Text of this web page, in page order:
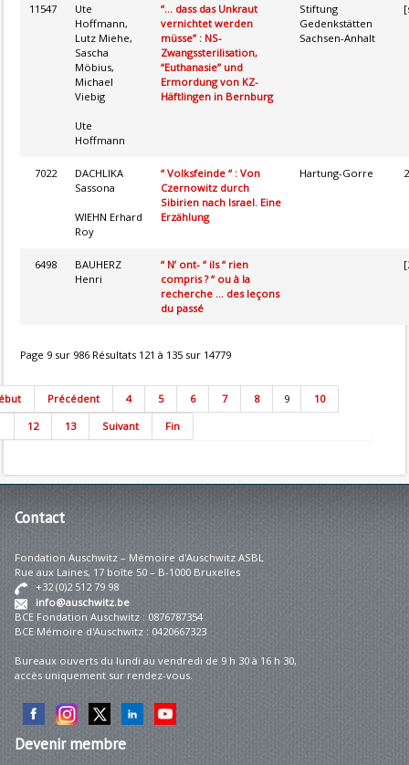
11547
Ute
Hoffmann,
Lutz Miehe,
Sascha
Möbius,
Michael
Viebig
Ute
Hoffmann
“... dass das Unkraut
vernichtet werden
müsse” : NS-
Zwangssterilisation,
“Euthanasie” und
Ermordung von KZ-
Häftlingen in Bernburg
Stiftung
Gedenkstätten
Sachsen-Anhalt
7022
DACHLIKA
Sassona
WIEHN Erhard
Roy
“ Volksfeinde “ : Von
Czernowitz durch
Sibirien nach Israel. Eine
Erzählung
Hartung-Gorre
6498
BAUHERZ
Henri
“ N’ ont- “ ils “ rien
compris ? “ ou à la
recherche ... des leçons
du passé
Page 9 sur 986 Résultats 121 à 135 sur 14779
Précédent 4 5 6 7 8 9
10
12 13 Suivant Fin
Contact
Fondation Auschwitz – Mémoire d'Auschwitz ASBL
Rue aux Laines, 17 boîte 50 – B-1000 Bruxelles
+32 (0)2 512 79 98
info@auschwitz.be
BCE Fondation Auschwitz : 0876787354
BCE Mémoire d'Auschwitz : 0420667323
Bureaux ouverts du lundi au vendredi de 9 h 30 à 16 h 30,
accès uniquement sur rendez-vous.
Devenirmembre